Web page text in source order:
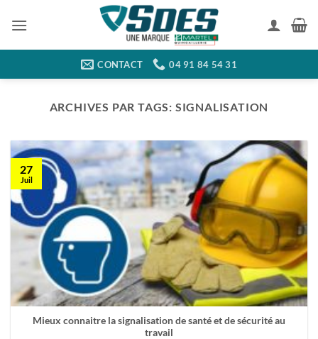
CONTACT 04 91 84 54 31
ARCHIVES PAR TAGS: SIGNALISATION
Mieux connaitre la signalisation de santé et de sécurité au
travail
27
Juil